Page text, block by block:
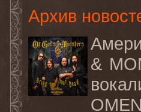
Архив
&